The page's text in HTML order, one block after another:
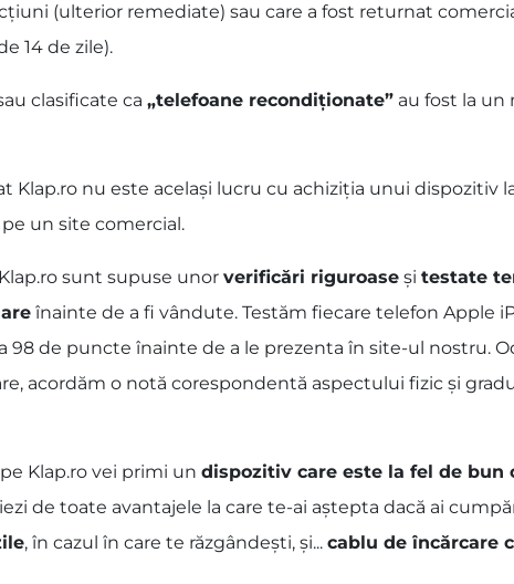
(ulterior remediate) sau care a fost returnat
14 de zile).
clasificate ca „telefoane recondiționate” au fost la
nu este același lucru cu achiziția unui dispozitiv
un site comercial.
sunt supuse unor verificări riguroase și testate
înainte de a fi vândute. Testăm fiecare telefon Apple
de puncte înainte de a le prezenta în site-ul nostru.
acordăm o notă corespondentă aspectului fizic și
Klap.ro vei primi un dispozitiv care este la fel de bun
de toate avantajele la care te-ai aștepta dacă ai
, în cazul în care te răzgândești, și... cablu de încărcare